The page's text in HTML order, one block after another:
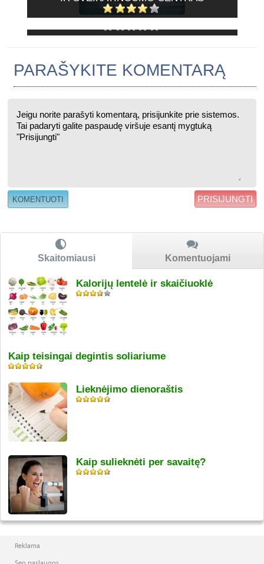
SEB ARENA, SPORTO KLUBAS
PARAŠYKITE KOMENTARĄ
PRISIJUNGTI
Skaitomiausi Komentuojami
Kalorijų lentelė ir skaičiuoklė
Kaip teisingai degintis soliariume
Lieknėjimo dienoraštis
Kaip sulieknėti per savaitę?
Reklama